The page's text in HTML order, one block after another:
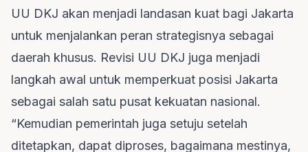
UU DKJ akan menjadi landasan kuat bagi Jakarta
untuk menjalankan peran strategisnya sebagai
daerah khusus. Revisi UU DKJ juga menjadi
langkah awal untuk memperkuat posisi Jakarta
sebagai salah satu pusat kekuatan nasional.
“Kemudian pemerintah juga setuju setelah
ditetapkan, dapat diproses, bagaimana mestinya,